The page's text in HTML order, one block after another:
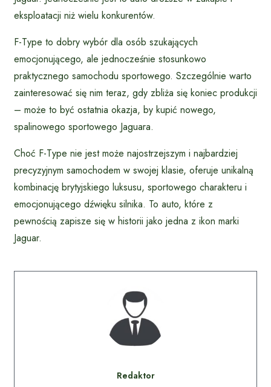
eksploatacji niż wielu konkurentów.
F-Type to dobry wybór dla osób szukających
emocjonującego, ale jednocześnie stosunkowo
praktycznego samochodu sportowego. Szczególnie warto
zainteresować się nim teraz, gdy zbliża się koniec produkcji
– może to być ostatnia okazja, by kupić nowego,
spalinowego sportowego Jaguara.
Choć F-Type nie jest może najostrzejszym i najbardziej
precyzyjnym samochodem w swojej klasie, oferuje unikalną
kombinację brytyjskiego luksusu, sportowego charakteru i
emocjonującego dźwięku silnika. To auto, które z
pewnością zapisze się w historii jako jedna z ikon marki
Jaguar.
Redaktor